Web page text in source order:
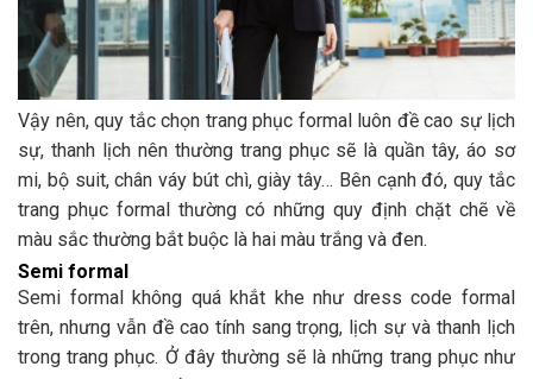
Vậy nên, quy tắc chọn trang phục formal luôn đề cao sự lịch
sự, thanh lịch nên thường trang phục sẽ là quần tây, áo sơ
mi, bộ suit, chân váy bút chì, giày tây… Bên cạnh đó, quy tắc
trang phục formal thường có những quy định chặt chẽ về
màu sắc thường bắt buộc là hai màu trắng và đen.
Semi formal
Semi formal không quá khắt khe như dress code formal
trên, nhưng vẫn đề cao tính sang trọng, lịch sự và thanh lịch
trong trang phục. Ở đây thường sẽ là những trang phục như